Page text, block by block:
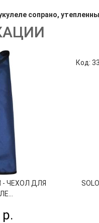
сопрано,
- ЧЕХОЛ ДЛЯ
Код: